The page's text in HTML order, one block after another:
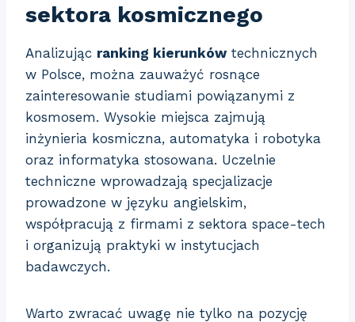
sektora kosmicznego
Analizując ranking kierunków technicznych
w Polsce, można zauważyć rosnące
zainteresowanie studiami powiązanymi z
kosmosem. Wysokie miejsca zajmują
inżynieria kosmiczna, automatyka i robotyka
oraz informatyka stosowana. Uczelnie
techniczne wprowadzają specjalizacje
prowadzone w języku angielskim,
współpracują z firmami z sektora space-tech
i organizują praktyki w instytucjach
badawczych.
Warto zwracać uwagę nie tylko na pozycję